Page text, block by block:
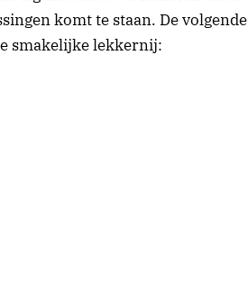
komt te staan. De volgende
smakelijke lekkernij: